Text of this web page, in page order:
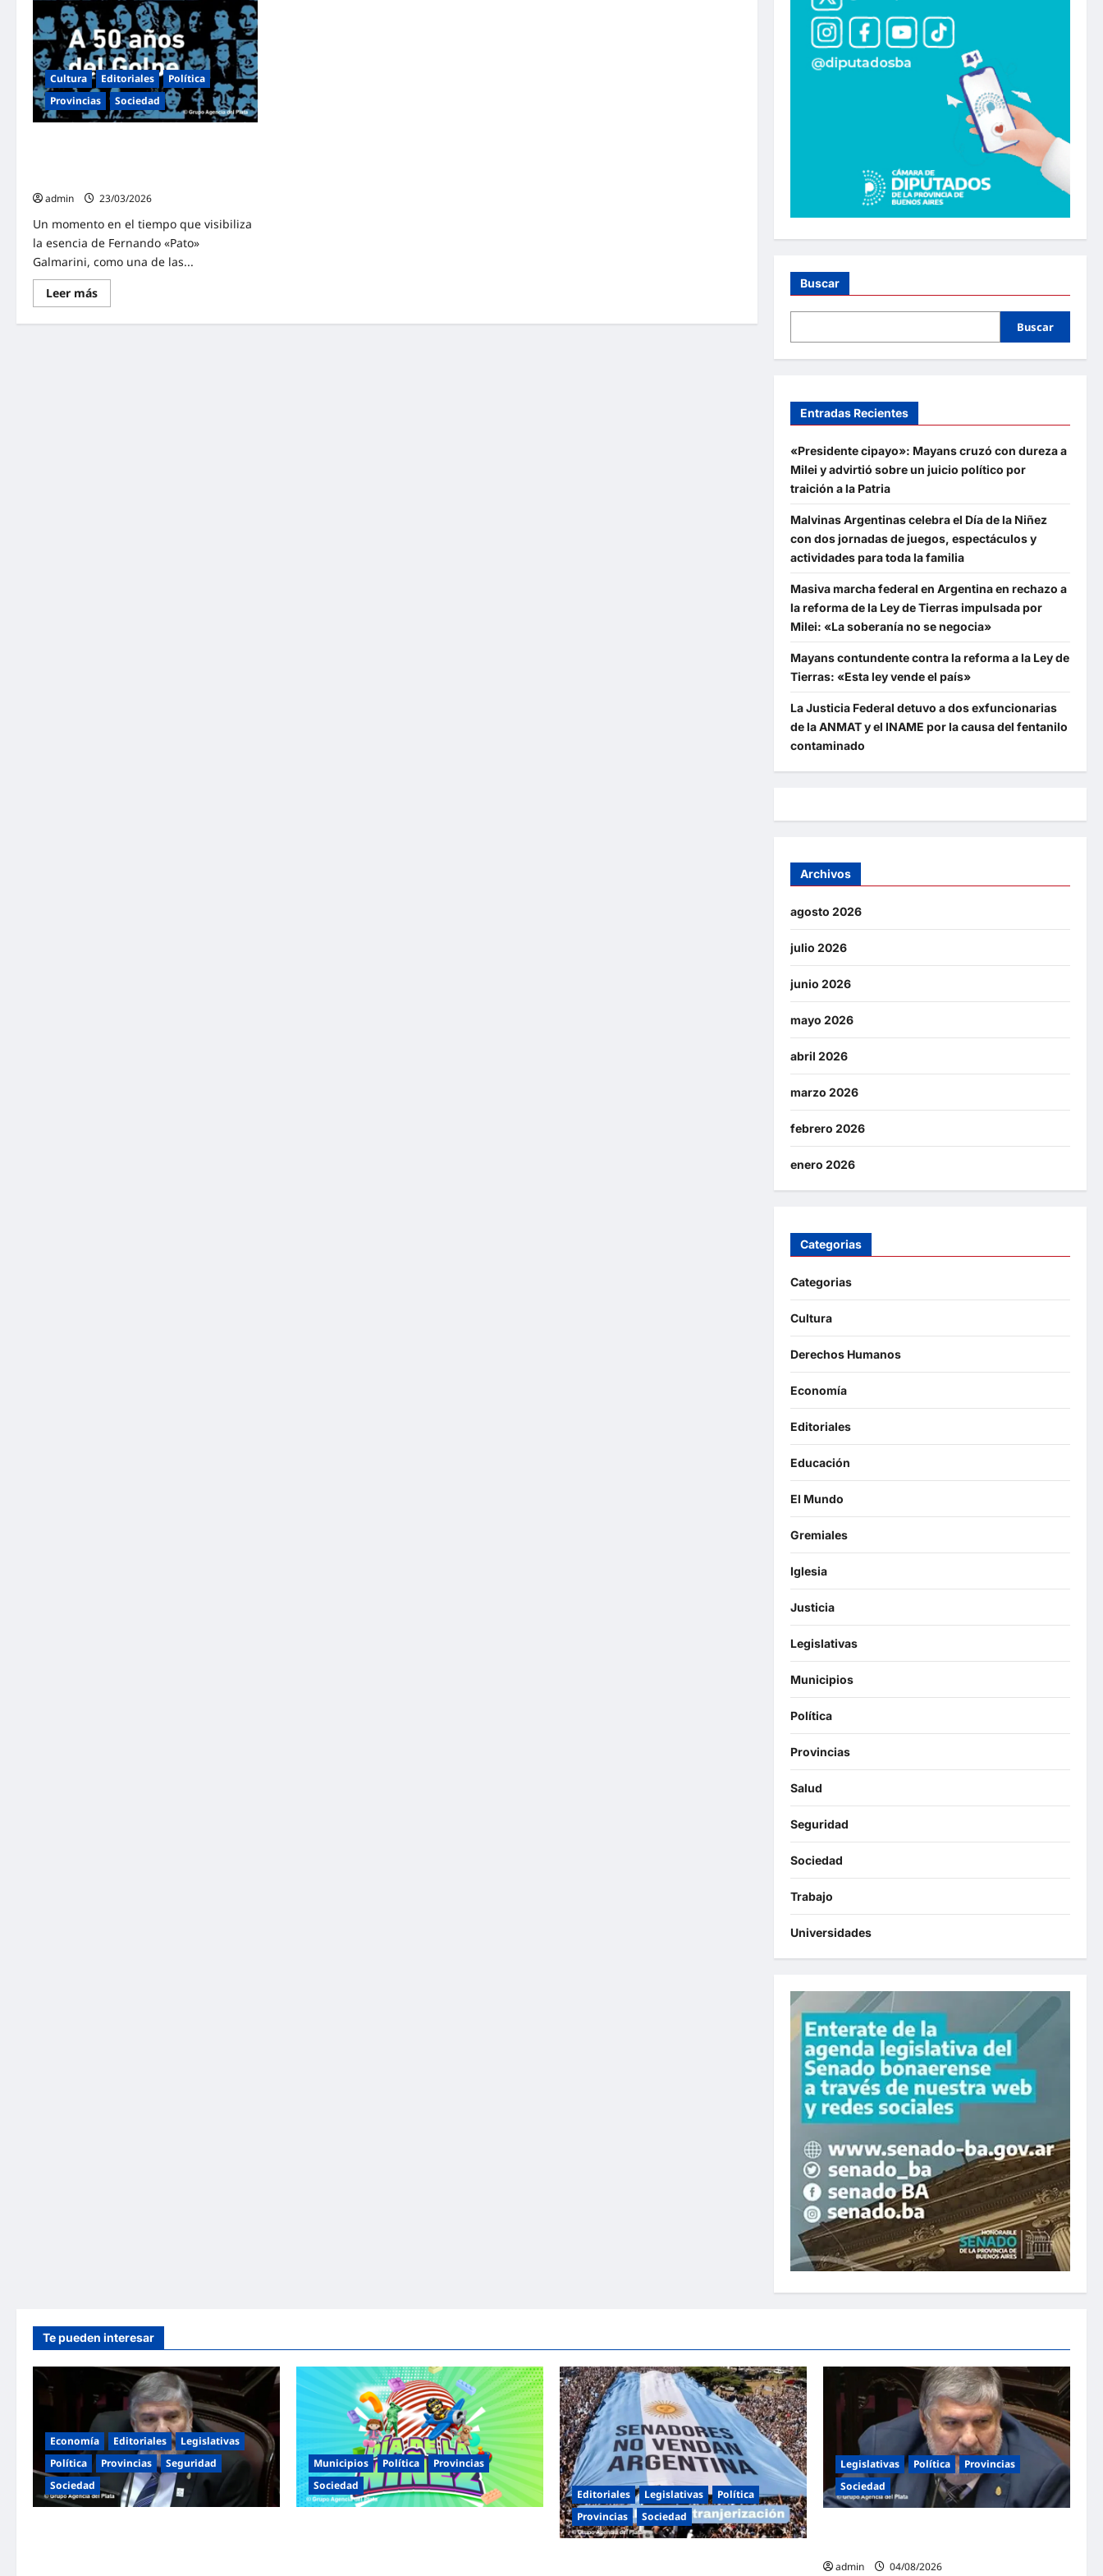
Cultura Editoriales
Política
Provincias
Sociedad
admin
23/03/2026
Un momento en el tiempo que visibiliza
la esencia de Fernando «Pato»
Galmarini, como una de las...
Leer másLee
más
El
Buscar
Buscar
Entradas Recientes
«Presidente cipayo»: Mayans cruzó con dureza a
Milei y advirtió sobre un juicio político por
traición a la Patria
Malvinas Argentinas celebra el Día de la Niñez
con dos jornadas de juegos, espectáculos y
actividades para toda la familia
Masiva marcha federal en Argentina en rechazo a
la reforma de la Ley de Tierras impulsada por
Milei: «La soberanía no se negocia»
Mayans contundente contra la reforma a la Ley de
Tierras: «Esta ley vende el país»
La Justicia Federal detuvo a dos exfuncionarias
de la ANMAT y el INAME por la causa del fentanilo
contaminado
Archivos
agosto 2026
julio 2026
junio 2026
mayo 2026
abril 2026
marzo 2026
febrero 2026
enero 2026
Categorias
Categorias
Cultura
Derechos Humanos
Economía
Editoriales
Educación
El Mundo
Gremiales
Iglesia
Justicia
Legislativas
Municipios
Política
Provincias
Salud
Seguridad
Sociedad
Trabajo
Universidades
Te pueden interesar
Economía Editoriales
Legislativas
Política
Provincias
Seguridad
Sociedad
Municipios Política
Provincias
Sociedad
Editoriales Legislativas
Política
Provincias
Sociedad
Legislativas Política
Provincias
Sociedad
admin
04/08/2026